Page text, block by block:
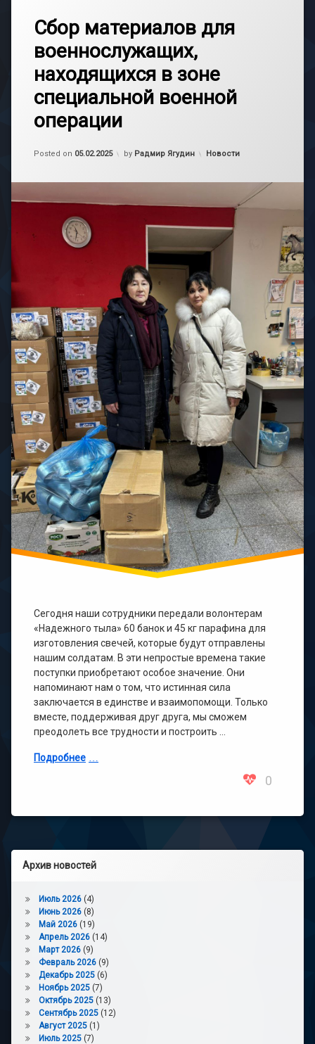
Сбор материалов для
военнослужащих,
находящихся в зоне
специальной военной
операции
Posted on 05.02.2025
Обновлено на 05.02.2025
by Радмир Ягудин Категории:
Новости
Сегодня наши сотрудники передали волонтерам
«Надежного тыла» 60 банок и 45 кг парафина для
изготовления свечей, которые будут отправлены
нашим солдатам. В эти непростые времена такие
поступки приобретают особое значение. Они
напоминают нам о том, что истинная сила
заключается в единстве и взаимопомощи. Только
вместе, поддерживая друг друга, мы сможем
преодолеть все трудности и построить …
Подробнее
0
Архив новостей
Июль 2026(4)
Июнь 2026(8)
Май 2026(19)
Апрель 2026(14)
Март 2026(9)
Февраль 2026(9)
Декабрь 2025(6)
Ноябрь 2025(7)
Октябрь 2025(13)
Сентябрь 2025(12)
Август 2025(1)
Июль 2025(7)